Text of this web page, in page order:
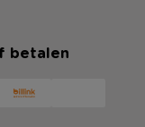
betalen